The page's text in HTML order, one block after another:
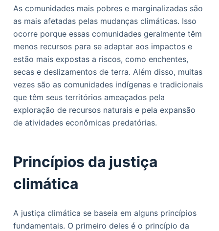
As comunidades mais pobres e marginalizadas são
as mais afetadas pelas mudanças climáticas. Isso
ocorre porque essas comunidades geralmente têm
menos recursos para se adaptar aos impactos e
estão mais expostas a riscos, como enchentes,
secas e deslizamentos de terra. Além disso, muitas
vezes são as comunidades indígenas e tradicionais
que têm seus territórios ameaçados pela
exploração de recursos naturais e pela expansão
de atividades econômicas predatórias.
Princípios da justiça
climática
A justiça climática se baseia em alguns princípios
fundamentais. O primeiro deles é o princípio da